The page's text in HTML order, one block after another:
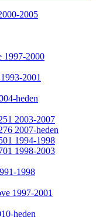
2005
1997-2000
2001
heden
2003-2007
2007-heden
1994-1998
1998-2003
1998
1997-2001
heden